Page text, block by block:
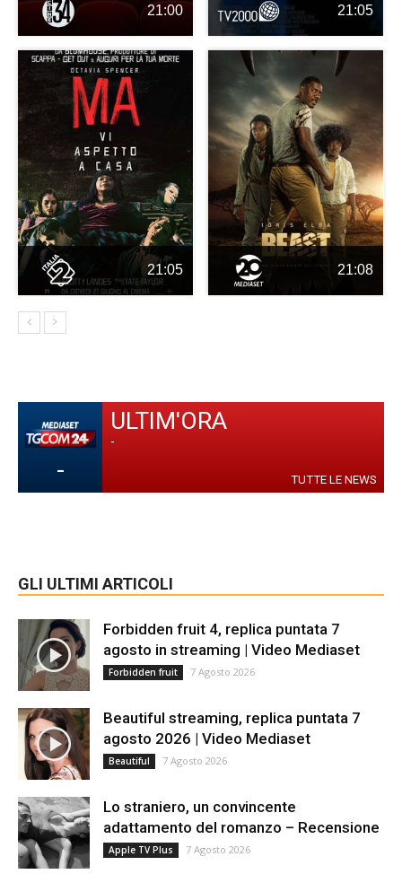
21:00 21:05
21:05 21:08
-
ULTIM'ORA
-
TUTTE LE NEWS
GLI ULTIMI ARTICOLI
Forbidden fruit 4, replica puntata 7
agosto in streaming | Video Mediaset
Forbidden fruit 7 Agosto 2026
Beautiful streaming, replica puntata 7
agosto 2026 | Video Mediaset
Beautiful 7 Agosto 2026
Lo straniero, un convincente
adattamento del romanzo – Recensione
Apple TV Plus 7 Agosto 2026